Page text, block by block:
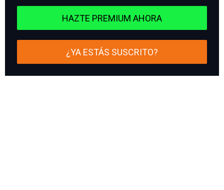
HAZTE PREMIUM AHORA
¿YA ESTÁS SUSCRITO?